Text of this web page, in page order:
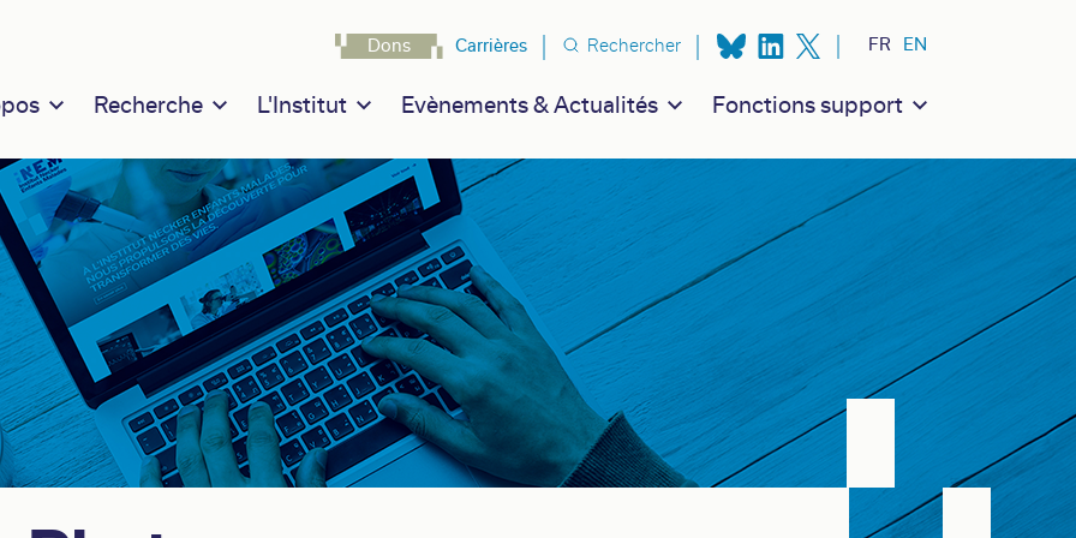
navigation
Recherche L'Institut Evènements & Actualités Fonctions support
Navigation secondaire
Dons Carrières Rechercher FR EN